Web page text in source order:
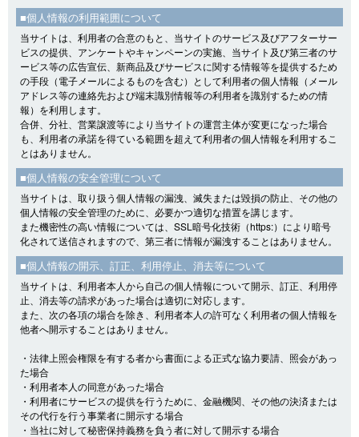
■個人情報の利用範囲について
当サイトは、利用者の合意のもと、当サイトのサービス及びアフターサー
ビスの提供、アンケートやキャンペーンの実施、当サイト及び第三者のサ
ービス等の広告宣伝、新商品及びサービスに関する情報等を提供するため
の手段（電子メールによるものを含む）として利用者の個人情報（メール
アドレス等の連絡先および端末識別情報等の利用者を識別するための情
報）を利用します。
合併、分社、営業譲渡等により当サイトの運営主体が変更になった場合
も、利用者の承諾を得ている範囲を超えて利用者の個人情報を利用するこ
とはありません。
■個人情報の安全管理について
当サイトは、取り扱う個人情報の漏洩、滅失または毀損の防止、その他の
個人情報の安全管理のために、必要かつ適切な措置を講じます。
また機密性の高い情報については、SSL暗号化技術（https:）により暗号
化されて送信されますので、第三者に情報が漏洩することはありません。
■個人情報の開示、訂正、利用停止、消去等について
当サイトは、利用者本人から自己の個人情報について開示、訂正、利用停
止、消去等の請求があった場合は適切に対応します。
また、次の各項の場合を除き、利用者本人の許可なく利用者の個人情報を
他者へ開示することはありません。
・法律上照会権限を有する者から書面による正式な協力要請、照会があっ
た場合
・利用者本人の同意があった場合
・利用者にサービスの提供を行うために、金融機関、その他の決済または
その代行を行う事業者に開示する場合
・当社に対して秘密保持義務を負う者に対して開示する場合